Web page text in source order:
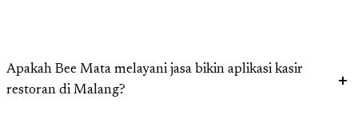
Apakah Bee Mata melayani jasa bikin aplikasi kasir
restoran di Malang?